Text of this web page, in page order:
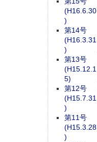
(H16.6.30
)
第14号
(H16.3.31
)
第13号
(H15.12.1
5)
第12号
(H15.7.31
)
第11号
(H15.3.28
)